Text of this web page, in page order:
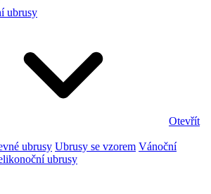
ubrusy
Otevřít
ubrusy Ubrusy se vzorem Vánoční
ubrusy